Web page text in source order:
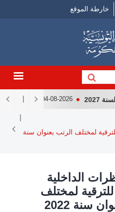
Menu
خارطة الموقع
04-08-2026 لقاء رئيس
لمختلف الرتب بعنوان سنة
الداخلية
لمختلف
سنة 2022